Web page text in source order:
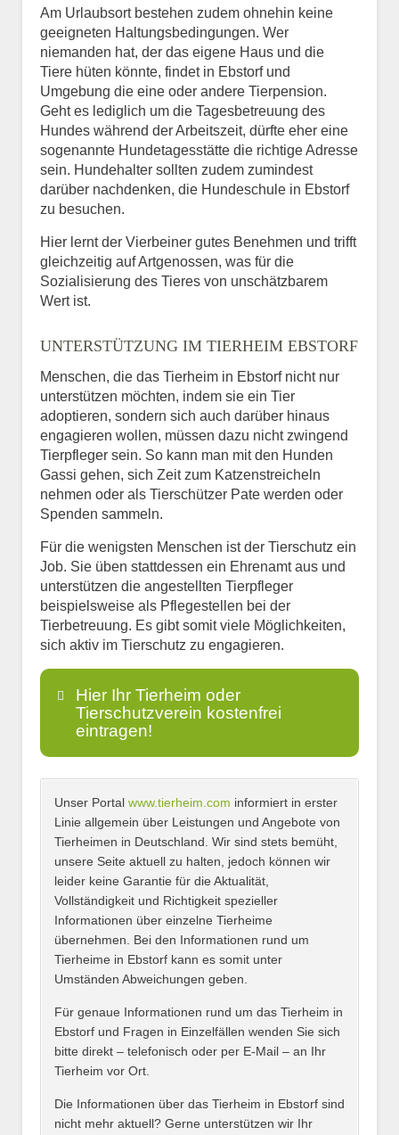
Am Urlaubsort bestehen zudem ohnehin keine
geeigneten Haltungsbedingungen. Wer
niemanden hat, der das eigene Haus und die
Tiere hüten könnte, findet in Ebstorf und
Umgebung die eine oder andere Tierpension.
Geht es lediglich um die Tagesbetreuung des
Hundes während der Arbeitszeit, dürfte eher eine
sogenannte Hundetagesstätte die richtige Adresse
sein. Hundehalter sollten zudem zumindest
darüber nachdenken, die Hundeschule in Ebstorf
zu besuchen.
Hier lernt der Vierbeiner gutes Benehmen und trifft
gleichzeitig auf Artgenossen, was für die
Sozialisierung des Tieres von unschätzbarem
Wert ist.
UNTERSTÜTZUNG IM TIERHEIM EBSTORF
Menschen, die das Tierheim in Ebstorf nicht nur
unterstützen möchten, indem sie ein Tier
adoptieren, sondern sich auch darüber hinaus
engagieren wollen, müssen dazu nicht zwingend
Tierpfleger sein. So kann man mit den Hunden
Gassi gehen, sich Zeit zum Katzenstreicheln
nehmen oder als Tierschützer Pate werden oder
Spenden sammeln.
Für die wenigsten Menschen ist der Tierschutz ein
Job. Sie üben stattdessen ein Ehrenamt aus und
unterstützen die angestellten Tierpfleger
beispielsweise als Pflegestellen bei der
Tierbetreuung. Es gibt somit viele Möglichkeiten,
sich aktiv im Tierschutz zu engagieren.
Hier Ihr Tierheim oder
Tierschutzverein kostenfrei
eintragen!
Name*
E-Mail*
Name des Tierheims*
Unser Portal www.tierheim.com informiert in erster
Linie allgemein über Leistungen und Angebote von
Tierheimen in Deutschland. Wir sind stets bemüht,
unsere Seite aktuell zu halten, jedoch können wir
leider keine Garantie für die Aktualität,
Vollständigkeit und Richtigkeit spezieller
Informationen über einzelne Tierheime
übernehmen. Bei den Informationen rund um
Tierheime in Ebstorf kann es somit unter
Umständen Abweichungen geben.
Für genaue Informationen rund um das Tierheim in
Ebstorf und Fragen in Einzelfällen wenden Sie sich
bitte direkt – telefonisch oder per E-Mail – an Ihr
Tierheim vor Ort.
Die Informationen über das Tierheim in Ebstorf sind
nicht mehr aktuell? Gerne unterstützen wir Ihr